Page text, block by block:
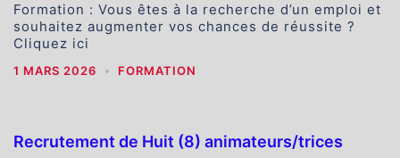
Formation : Vous êtes à la recherche d’un emploi et
souhaitez augmenter vos chances de réussite ?
Cliquez ici
1 MARS 2026 FORMATION
Recrutement de Huit (8) animateurs/trices